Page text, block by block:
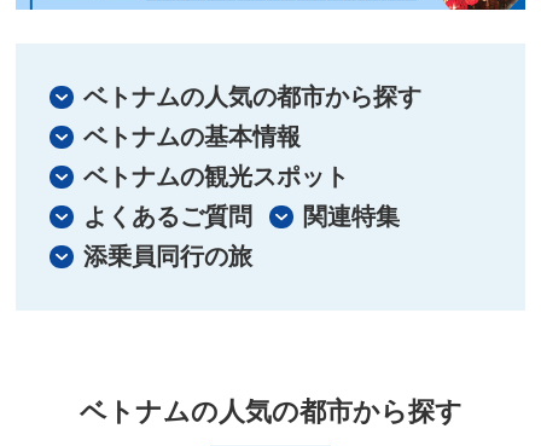
ベトナムの人気の都市から探す
ベトナムの基本情報
ベトナムの観光スポット
よくあるご質問
関連特集
添乗員同行の旅
ベトナムの人気の都市から探す